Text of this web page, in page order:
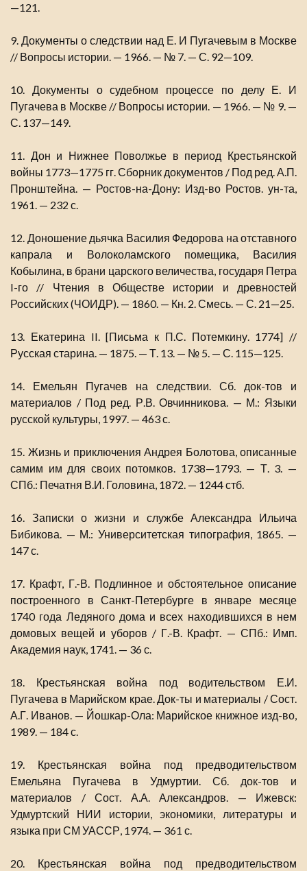
—121.
9. Документы о следствии над Е. И Пугачевым в Москве
// Вопросы истории. — 1966. — № 7. — С. 92—109.
10. Документы о судебном процессе по делу Е. И
Пугачева в Москве // Вопросы истории. — 1966. — № 9. —
С. 137—149.
11. Дон и Нижнее Поволжье в период Крестьянской
войны 1773—1775 гг. Сборник документов / Под ред. А.П.
Пронштейна. — Ростов-на-Дону: Изд-во Ростов. ун-та,
1961. — 232 с.
12. Доношение дьячка Василия Федорова на отставного
капрала и Волоколамского помещика, Василия
Кобылина, в брани царского величества, государя Петра
I-го // Чтения в Обществе истории и древностей
Российских (ЧОИДР). — 1860. — Кн. 2. Смесь. — С. 21—25.
13. Екатерина II. [Письма к П.С. Потемкину. 1774] //
Русская старина. — 1875. — Т. 13. — № 5. — С. 115—125.
14. Емельян Пугачев на следствии. Сб. док-тов и
материалов / Под ред. Р.В. Овчинникова. — М.: Языки
русской культуры, 1997. — 463 с.
15. Жизнь и приключения Андрея Болотова, описанные
самим им для своих потомков. 1738—1793. — Т. 3. —
СПб.: Печатня В.И. Головина, 1872. — 1244 стб.
16. Записки о жизни и службе Александра Ильича
Бибикова. — М.: Университетская типография, 1865. —
147 с.
17. Крафт, Г.-В. Подлинное и обстоятельное описание
построенного в Санкт-Петербурге в январе месяце
1740 года Ледяного дома и всех находившихся в нем
домовых вещей и уборов / Г.-В. Крафт. — СПб.: Имп.
Академия наук, 1741. — 36 с.
18. Крестьянская война под водительством Е.И.
Пугачева в Марийском крае. Док-ты и материалы / Сост.
А.Г. Иванов. — Йошкар-Ола: Марийское книжное изд-во,
1989. — 184 с.
19. Крестьянская война под предводительством
Емельяна Пугачева в Удмуртии. Сб. док-тов и
материалов / Сост. А.А. Александров. — Ижевск:
Удмуртский НИИ истории, экономики, литературы и
языка при СМ УАССР, 1974. — 361 с.
20. Крестьянская война под предводительством